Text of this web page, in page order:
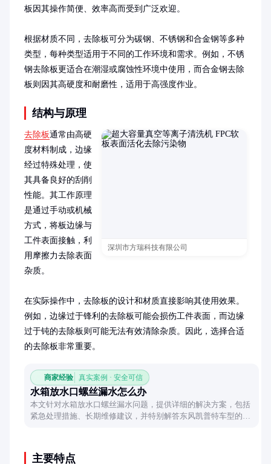
板因其操作简便、效率高而受到广泛欢迎。
根据材质不同，去除板可分为碳钢、不锈钢和合金钢等多种
类型，每种类型适用于不同的工作环境和需求。例如，不锈
钢去除板更适合在潮湿或腐蚀性环境中使用，而合金钢去除
板则因其高硬度和耐磨性，适用于高强度作业。
结构与原理
深圳市方瑞科技有限公司
去除板通常由高硬
度材料制成，边缘
经过特殊处理，使
其具备良好的刮削
性能。其工作原理
是通过手动或机械
方式，将板边缘与
工件表面接触，利
用摩擦力去除表面
杂质。
在实际操作中，去除板的设计和材质直接影响其使用效果。
例如，边缘过于锋利的去除板可能会损伤工件表面，而边缘
过于钝的去除板则可能无法有效清除杂质。因此，选择合适
的去除板非常重要。
商家经验 真实案例 · 安全可信
水箱放水口螺丝漏水怎么办
本文针对水箱放水口螺丝漏水问题，提供详细的解决方案，包括
紧急处理措施、长期维修建议，并特别解答东风凯普特车型的螺
主要特点